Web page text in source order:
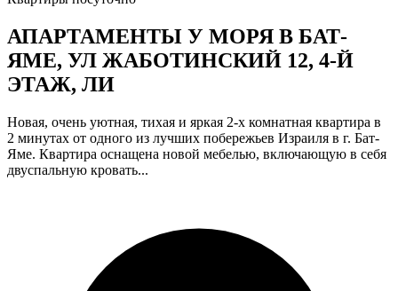
АПАРТАМЕНТЫ У МОРЯ В БАТ-
ЯМЕ, УЛ ЖАБОТИНСКИЙ 12, 4-Й
ЭТАЖ, ЛИ
Новая, очень уютная, тихая и яркая 2-х комнатная квартира в
2 минутах от одного из лучших побережьев Израиля в г. Бат-
Яме. Квартира оснащена новой мебелью, включающую в себя
двуспальную кровать...